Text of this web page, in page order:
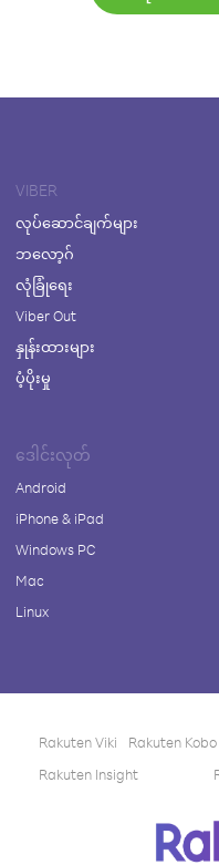
VIBER
လုပ်ဆောင်ချက်များ
ဘလော့ဂ်
လုံခြုံရေး
Viber Out
နှုန်းထားများ
ပံ့ပိုးမှု
ဒေါင်းလုတ်
Android
iPhone & iPad
Windows PC
Mac
Linux
Rakuten Viki Rakuten Kobo
Rakuten Insight